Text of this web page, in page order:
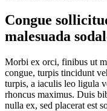
Congue
malesuada
Morbi ex orci, finibus ut
congue, turpis tincidunt
turpis, a iaculis leo ligula
rhoncus maximus. Duis
nulla ex, sed placerat est